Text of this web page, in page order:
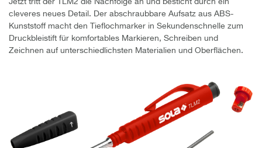
Jetzt tritt der TLM2 die Nachfolge an und besticht durch ein
cleveres neues Detail. Der abschraubbare Aufsatz aus ABS-
Kunststoff macht den Tieflochmarker in Sekundenschnelle zum
Druckbleistift für komfortables Markieren, Schreiben und
Zeichnen auf unterschiedlichsten Materialien und Oberflächen.